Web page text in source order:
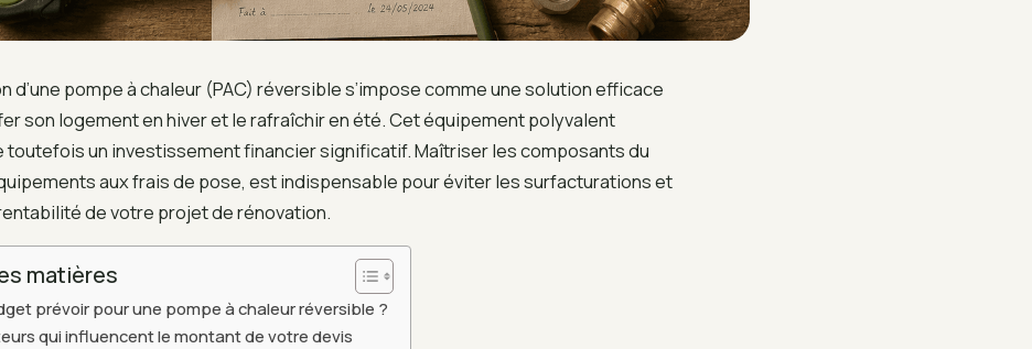
d’une pompe à chaleur (PAC) réversible s’impose comme une solution efficace
son logement en hiver et le rafraîchir en été. Cet équipement polyvalent
un investissement financier significatif. Maîtriser les composants du
aux frais de pose, est indispensable pour éviter les surfacturations et
de votre projet de rénovation.
matières
prévoir pour une pompe à chaleur réversible ?
qui influencent le montant de votre devis